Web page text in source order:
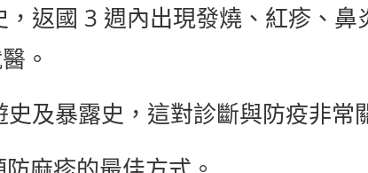
返國 3 週內出現發燒、紅疹、鼻
。
及暴露史，這對診斷與防疫非常